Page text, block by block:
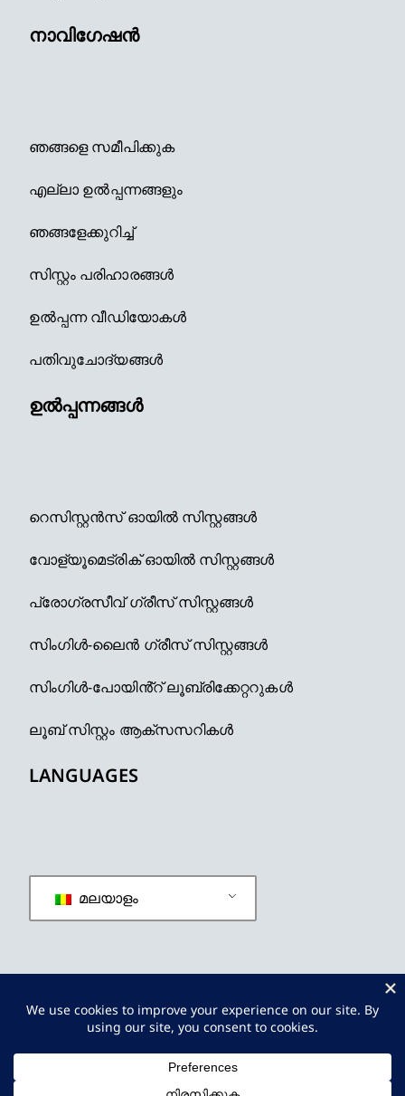
നാവിഗേഷൻ
ഞങ്ങളെ സമീപിക്കുക
എല്ലാ ഉൽപ്പന്നങ്ങളും
ഞങ്ങളേക്കുറിച്ച്
സിസ്റ്റം പരിഹാരങ്ങൾ
ഉൽപ്പന്ന വീഡിയോകൾ
പതിവുചോദ്യങ്ങൾ
ഉൽപ്പന്നങ്ങൾ
റെസിസ്റ്റൻസ് ഓയിൽ സിസ്റ്റങ്ങൾ
വോള്യൂമെട്രിക് ഓയിൽ സിസ്റ്റങ്ങൾ
പ്രോഗ്രസീവ് ഗ്രീസ് സിസ്റ്റങ്ങൾ
സിംഗിൾ-ലൈൻ ഗ്രീസ് സിസ്റ്റങ്ങൾ
സിംഗിൾ-പോയിൻ്റ് ലൂബ്രിക്കേറ്ററുകൾ
ലൂബ് സിസ്റ്റം ആക്സസറികൾ
LANGUAGES
മലയാളം
സ്വകാര്യതാ നയം
നിബന്ധനകളും വ്യവസ്ഥകളും
സൈറ്റ്മാപ്പ്
JINPINLUBഎല്ലാ അവകാശങ്ങളും
നിക്ഷിപ്തം.